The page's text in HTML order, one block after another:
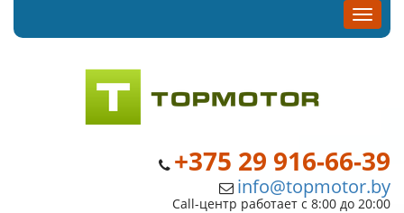
+375 29 916-66-39
info@topmotor.by
Call-центр работает с 8:00 до 20:00